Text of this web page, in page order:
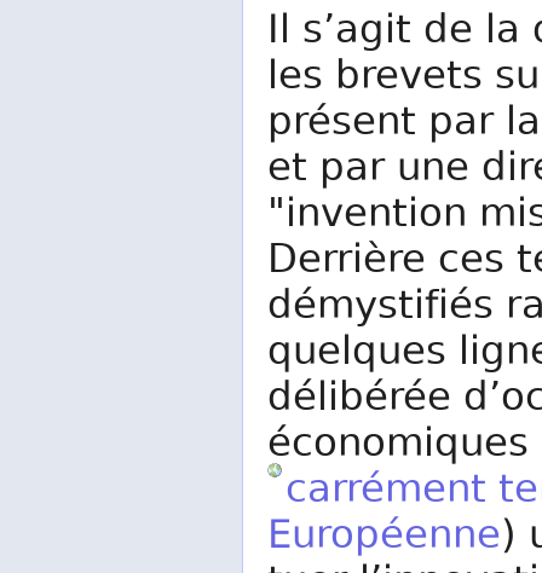
Il s’agit de
les brevets
présent par
et par une
"invention
Derrière ces
démystifiés
quelques
délibérée
carrément
Européenne)